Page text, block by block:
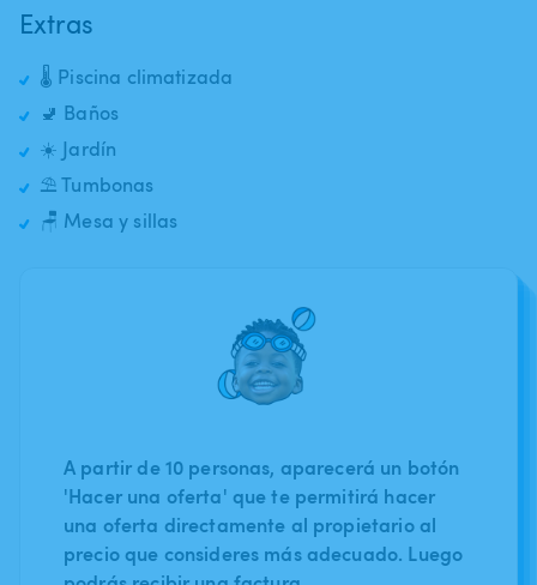
Extras
🌡️ Piscina climatizada
🚽 Baños
☀️ Jardín
⛱️ Tumbonas
🪑 Mesa y sillas
A partir de 10 personas, aparecerá un botón
'Hacer una oferta' que te permitirá hacer
una oferta directamente al propietario al
precio que consideres más adecuado. Luego